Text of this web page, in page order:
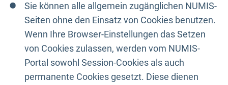
Sie können alle allgemein zugänglichen NUMIS-
Seiten ohne den Einsatz von Cookies benutzen.
Wenn Ihre Browser-Einstellungen das Setzen
von Cookies zulassen, werden vom NUMIS-
Portal sowohl Session-Cookies als auch
permanente Cookies gesetzt. Diese dienen